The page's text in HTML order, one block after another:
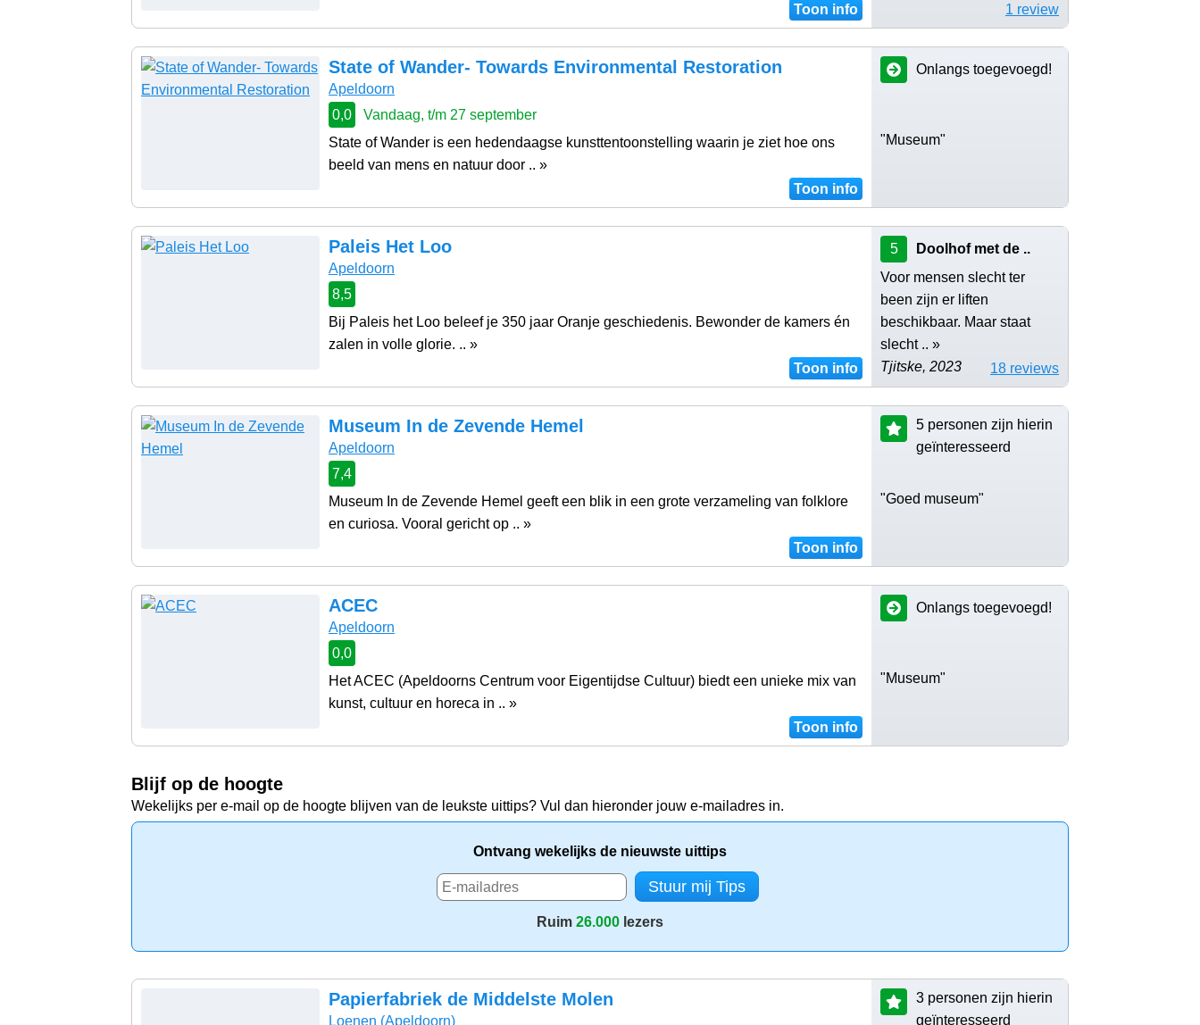
Toon info
1 review
State of Wander- Towards Environmental Restoration
Apeldoorn
0,0
Vandaag, t/m 27 september
State of Wander is een hedendaagse kunsttentoonstelling waarin je ziet hoe ons
beeld van mens en natuur door .. »
Toon info
Onlangs toegevoegd!
"Museum"
Paleis Het Loo
Apeldoorn
8,5
Bij Paleis het Loo beleef je 350 jaar Oranje geschiedenis. Bewonder de kamers én
zalen in volle glorie. .. »
Toon info
5
Doolhof met de ..
Voor mensen slecht ter
been zijn er liften
beschikbaar. Maar staat
slecht .. »
Tjitske, 2023
18 reviews
Museum In de Zevende Hemel
Apeldoorn
7,4
Museum In de Zevende Hemel geeft een blik in een grote verzameling van folklore
en curiosa. Vooral gericht op .. »
Toon info
5 personen zijn hierin
geïnteresseerd
"Goed museum"
ACEC
Apeldoorn
0,0
Het ACEC (Apeldoorns Centrum voor Eigentijdse Cultuur) biedt een unieke mix van
kunst, cultuur en horeca in .. »
Toon info
Onlangs toegevoegd!
"Museum"
Blijf op de hoogte
Wekelijks per e-mail op de hoogte blijven van de leukste uittips? Vul dan hieronder jouw e-mailadres in.
Ontvang wekelijks de nieuwste uittips
Ruim 26.000 lezers
Papierfabriek de Middelste Molen
Loenen (Apeldoorn)
3 personen zijn hierin
geïnteresseerd